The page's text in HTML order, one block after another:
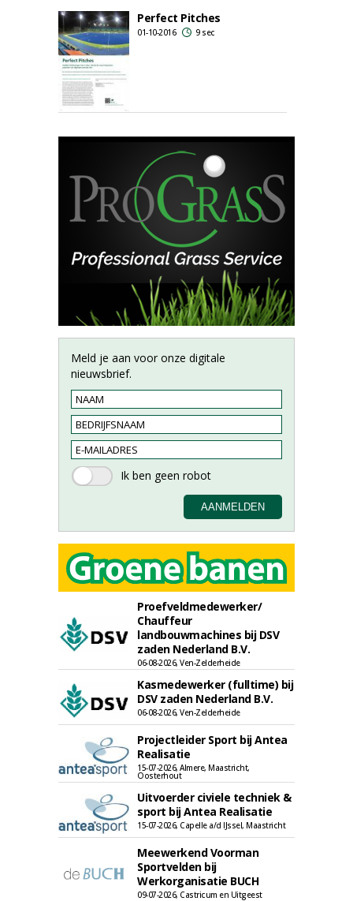
Perfect Pitches
01-10-2016 9 sec
Meld je aan voor onze digitale
nieuwsbrief.
Proefveldmedewerker/
Chauffeur
landbouwmachines bij DSV
zaden Nederland B.V.
06-08-2026, Ven-Zelderheide
Kasmedewerker (fulltime) bij
DSV zaden Nederland B.V.
06-08-2026, Ven-Zelderheide
Projectleider Sport bij Antea
Realisatie
15-07-2026, Almere, Maastricht,
Oosterhout
Uitvoerder civiele techniek &
sport bij Antea Realisatie
15-07-2026, Capelle a/d IJssel, Maastricht
Meewerkend Voorman
Sportvelden bij
Werkorganisatie BUCH
09-07-2026, Castricum en Uitgeest